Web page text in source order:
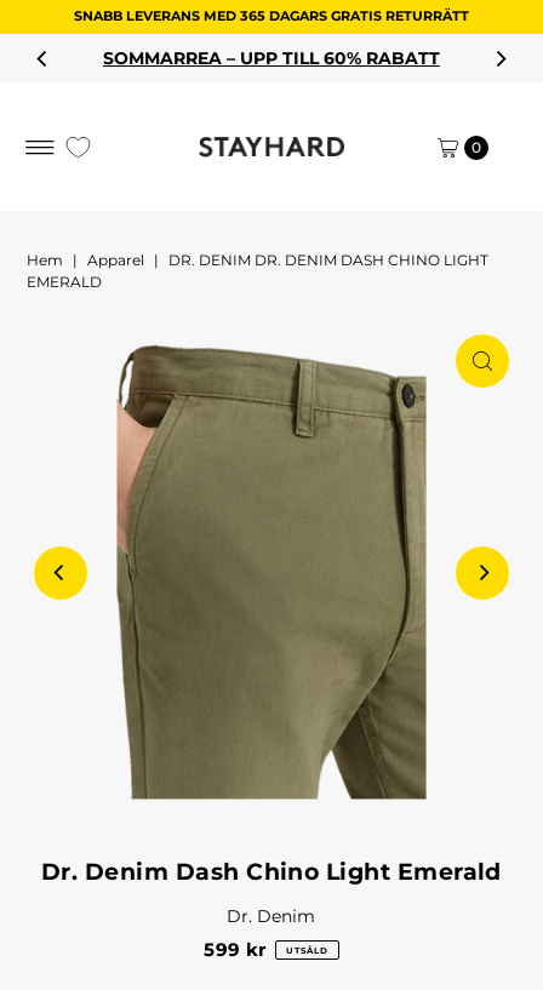
SNABB LEVERANS MED 365 DAGARS GRATIS RETURRÄTT
– UPP TILL 60% RABATT
0
Hem | Apparel |
DR. DENIM DR. DENIM DASH CHINO LIGHT
EMERALD
Dr. Denim Dash Chino Light Emerald
Dr. Denim
599 kr UTSÅLD